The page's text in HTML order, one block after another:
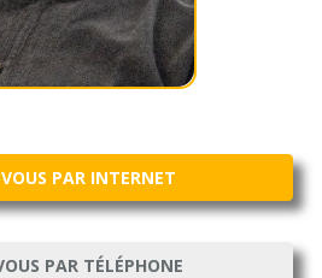
PAR INTERNET
PAR TÉLÉPHONE